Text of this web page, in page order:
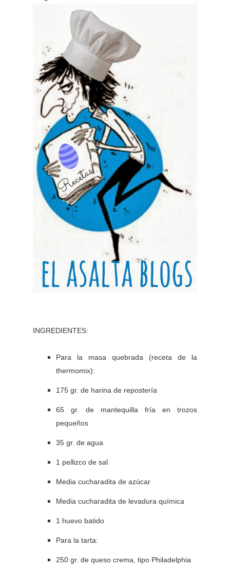
INGREDIENTES:
Para la masa quebrada (receta de la
thermomix):
175 gr. de harina de repostería
65 gr. de mantequilla fría en trozos
pequeños
35 gr. de agua
1 pellizco de sal
Media cucharadita de azúcar
Media cucharadita de levadura química
1 huevo batido
Para la tarta:
250 gr. de queso crema, tipo Philadelphia